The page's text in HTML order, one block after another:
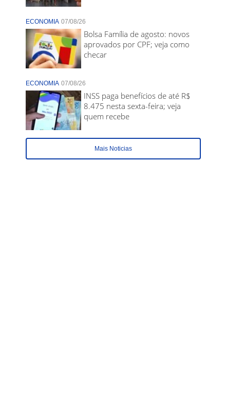
ECONOMIA 07/08/26
Bolsa Família de agosto: novos
aprovados por CPF; veja como
checar
ECONOMIA 07/08/26
INSS paga benefícios de até R$
8.475 nesta sexta-feira; veja
quem recebe
Mais Noticias